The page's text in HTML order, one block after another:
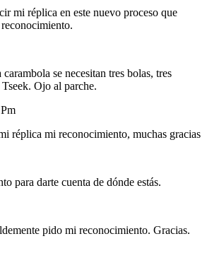
mi réplica en este nuevo proceso que
se necesitan tres bolas, tres
Ojo al parche.
réplica mi reconocimiento, muchas gracias
para darte cuenta de dónde estás.
pido mi reconocimiento. Gracias.